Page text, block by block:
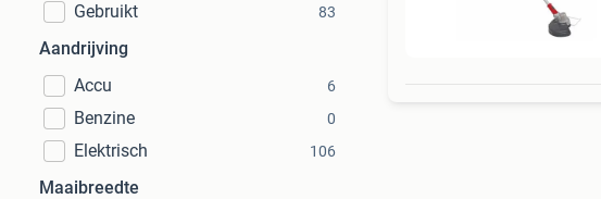
Gebruikt 83
Aandrijving
Accu
6
Benzine 0
Elektrisch 106
Maaibreedte